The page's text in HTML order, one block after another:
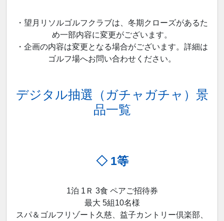
・望月リソルゴルフクラブは、冬期クローズがあるた
め一部内容に変更がございます。
・企画の内容は変更となる場合がございます。詳細は
ゴルフ場へお問い合わせください。
デジタル抽選（ガチャガチャ）景
品一覧
◇ 1等
1泊 1Ｒ 3食 ペアご招待券
最大 5組10名様
スパ＆ゴルフリゾート久慈、益子カントリー倶楽部、